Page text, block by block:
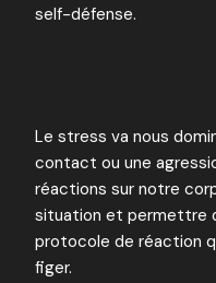
self-défense.
Le stress va nous
contact ou une
réactions sur notre
situation et permettre
protocole de réaction
figer.